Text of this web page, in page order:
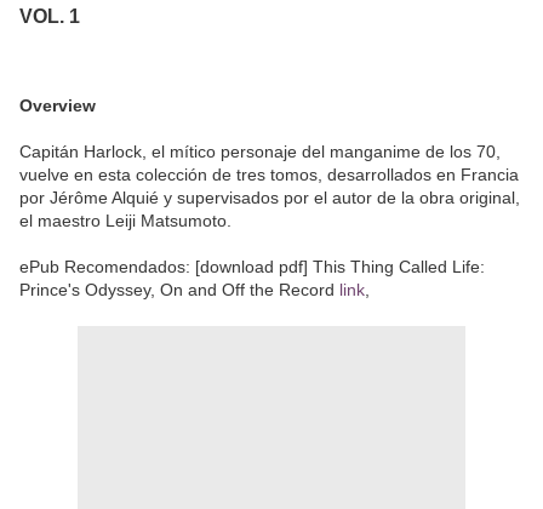
VOL. 1
Overview
Capitán Harlock, el mítico personaje del manganime de los 70,
vuelve en esta colección de tres tomos, desarrollados en Francia
por Jérôme Alquié y supervisados por el autor de la obra original,
el maestro Leiji Matsumoto.
ePub Recomendados: [download pdf] This Thing Called Life:
Prince's Odyssey, On and Off the Record link